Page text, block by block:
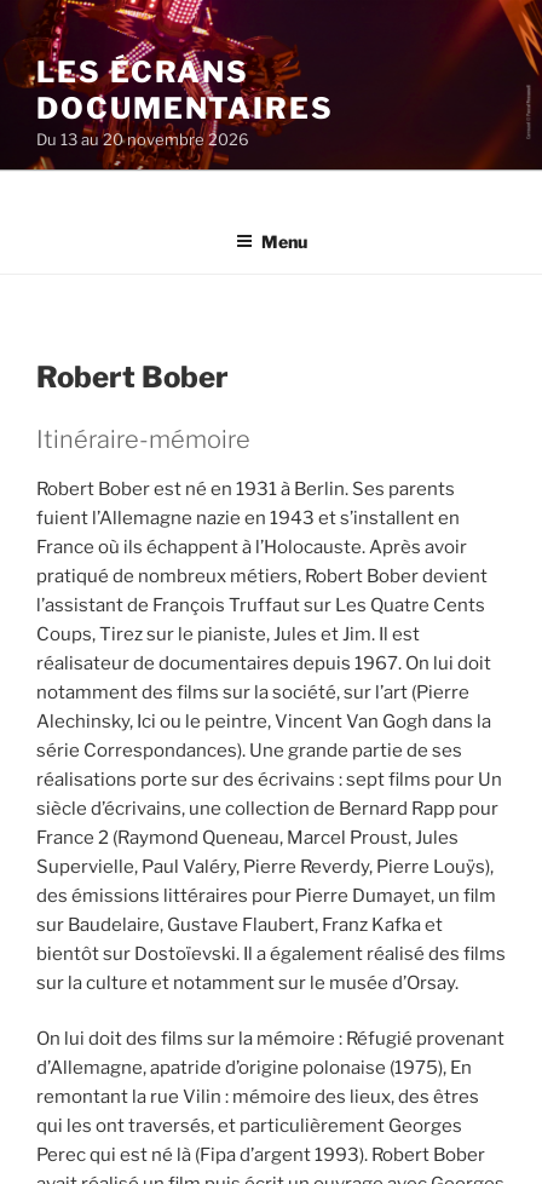
au
contenu
principal
LES ÉCRANS
DOCUMENTAIRES
Du 13 au 20 novembre 2026
Menu
Robert Bober
Itinéraire-mémoire
Robert Bober est né en 1931 à Berlin. Ses parents
fuient l’Allemagne nazie en 1943 et s’installent en
France où ils échappent à l’Holocauste. Après avoir
pratiqué de nombreux métiers, Robert Bober devient
l’assistant de François Truffaut sur Les Quatre Cents
Coups, Tirez sur le pianiste, Jules et Jim. Il est
réalisateur de documentaires depuis 1967. On lui doit
notamment des films sur la société, sur l’art (Pierre
Alechinsky, Ici ou le peintre, Vincent Van Gogh dans la
série Correspondances). Une grande partie de ses
réalisations porte sur des écrivains : sept films pour Un
siècle d’écrivains, une collection de Bernard Rapp pour
France 2 (Raymond Queneau, Marcel Proust, Jules
Supervielle, Paul Valéry, Pierre Reverdy, Pierre Louÿs),
des émissions littéraires pour Pierre Dumayet, un film
sur Baudelaire, Gustave Flaubert, Franz Kafka et
bientôt sur Dostoïevski. Il a également réalisé des films
sur la culture et notamment sur le musée d’Orsay.
On lui doit des films sur la mémoire : Réfugié provenant
d’Allemagne, apatride d’origine polonaise (1975), En
remontant la rue Vilin : mémoire des lieux, des êtres
qui les ont traversés, et particulièrement Georges
Perec qui est né là (Fipa d’argent 1993). Robert Bober